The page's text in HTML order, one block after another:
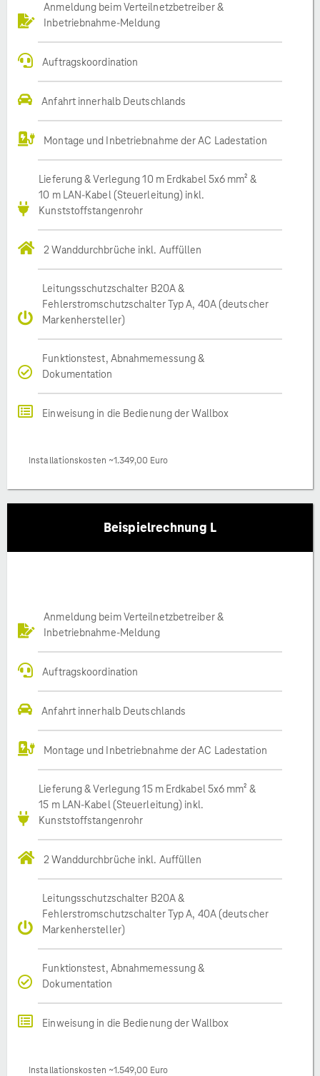
Anmeldung beim Verteilnetzbetreiber &
Inbetriebnahme-Meldung
Auftragskoordination
Anfahrt innerhalb Deutschlands
Montage und Inbetriebnahme der AC Ladestation
Lieferung & Verlegung 10 m Erdkabel 5x6 mm² &
10 m LAN-Kabel (Steuerleitung) inkl.
Kunststoffstangenrohr
2 Wanddurchbrüche inkl. Auffüllen
Leitungsschutzschalter B20A &
Fehlerstromschutzschalter Typ A, 40A (deutscher
Markenhersteller)
Funktionstest, Abnahmemessung &
Dokumentation
Einweisung in die Bedienung der Wallbox
Installationskosten ~1.349,00 Euro
Beispielrechnung L
Anmeldung beim Verteilnetzbetreiber &
Inbetriebnahme-Meldung
Auftragskoordination
Anfahrt innerhalb Deutschlands
Montage und Inbetriebnahme der AC Ladestation
Lieferung & Verlegung 15 m Erdkabel 5x6 mm² &
15 m LAN-Kabel (Steuerleitung) inkl.
Kunststoffstangenrohr
2 Wanddurchbrüche inkl. Auffüllen
Leitungsschutzschalter B20A &
Fehlerstromschutzschalter Typ A, 40A (deutscher
Markenhersteller)
Funktionstest, Abnahmemessung &
Dokumentation
Einweisung in die Bedienung der Wallbox
Installationskosten ~1.549,00 Euro